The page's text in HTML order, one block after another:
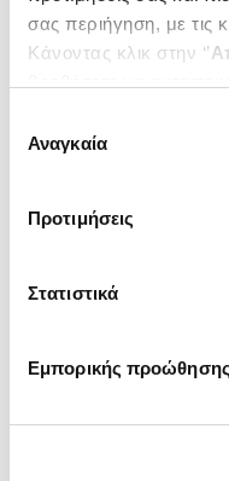
σας περιήγηση, με τις
Κάνοντας κλικ στην ‘’
ενδιαφέρουν και να
συγκατάθεσης
Αναγκαία
Προτιμήσεις
Στατιστικά
Εμπορικής προώθησης